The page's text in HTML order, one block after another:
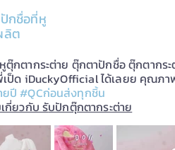
กชื่อที่หู
ลิต
กตากระต่าย ตุ๊กตาปักชื่อ ตุ๊กตาก
เป็ด iDuckyOfficial ได้เลยย คุณ
ปี #QCก่อนส่งทุกชิ้น
กี่ยวกับ รับปักตุ๊กตากระต่าย